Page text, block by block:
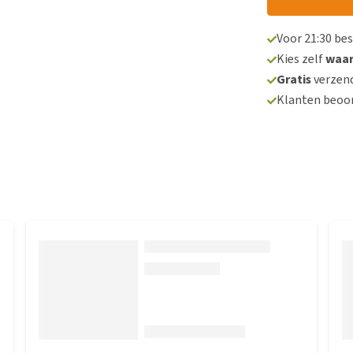
Voor 21:30
Kies zelf
Gratis
Klanten